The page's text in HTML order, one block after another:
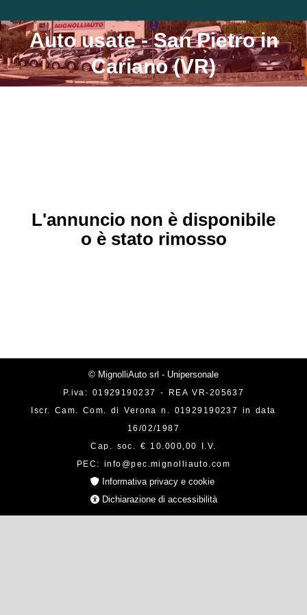
Auto usate - San Pietro in
Cariano (VR)
Tu sei qui:
L'annuncio non è disponibile
o è stato rimosso
© MignolliAuto srl - Unipersonale
P.iva: 01929190237 - REA VR-205637
Iscr. Cam. Com. di Verona n. 01929190237 in data
16/02/1987
Cap. soc. € 10.000,00 I.V.
PEC: info@pec.mignolliauto.com
Informativa privacy e cookie
Dichiarazione di accessibilità